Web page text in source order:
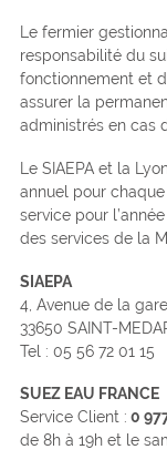
Le fermier
responsabilité du
fonctionnement et
assurer la
administrés en cas
Le SIAEPA et la
annuel pour
service pour
des services de la
SIAEPA
4, Avenue de la gare
33650 SAINT-
Tel : 05 56 72 01 15
SUEZ EAU FRANCE
Service Client : 0
de 8h à 19h et le